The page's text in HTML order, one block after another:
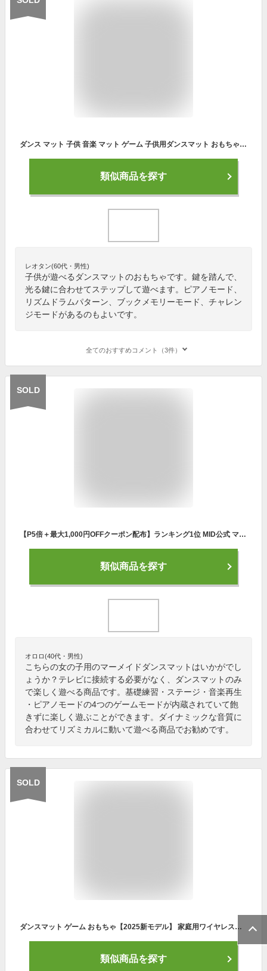
ダンス マット 子供 音楽 マット ゲーム 子供用ダンスマット おもちゃ 電子ピアノマット 音量調整 滑り止め 折りたたみ クリスマス ミュージックマット 誕生日 プレゼント
類似商品を探す
レオタン(60代・男性)
子供が遊べるダンスマットのおもちゃです。鍵を踏んで、
光る鍵に合わせてステップして遊べます。ピアノモード、
リズムドラムパターン、ブックメモリーモード、チャレン
ジモードがあるのもよいです。
全てのおすすめコメント（3件）
SOLD
【P5倍＋最大1,000円OFFクーポン配布】ランキング1位 MID公式 マーメイド ダンスマット子供 音楽マット ゲーム プリンセス おもちゃ 電子ピアノマット 4ゲームモード 自動採点 音楽 ダンスゲーム 滑り止め 折りたたみ 軽量ミュージックマット 誕生日 プレゼント 新色登場
類似商品を探す
オロロ(40代・男性)
こちらの女の子用のマーメイドダンスマットはいかがでし
ょうか？テレビに接続する必要がなく、ダンスマットのみ
で楽しく遊べる商品です。基礎練習・ステージ・音楽再生
・ピアノモードの4つのゲームモードが内蔵されていて飽
きずに楽しく遊ぶことができます。ダイナミックな音質に
合わせてリズミカルに動いて遊べる商品でお勧めです。
SOLD
ダンスマット ゲーム おもちゃ【2025新モデル】 家庭用ワイヤレスダンスマット 子供 大人 2人用 165x90cm ワイヤレスミュージカル 電子音楽プレイマット 多モード 防音性 LED搭載 自動採点機能 音量調整可 ミュージックマット ダンシングマット 防水素材 滑り止め
類似商品を探す